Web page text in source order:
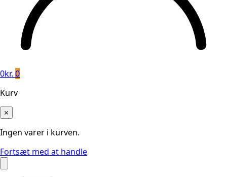
0kr. 0
Kurv
×
Ingen varer i kurven.
Fortsæt med at handle